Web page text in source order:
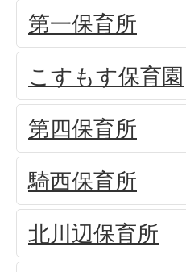
第一保育所
こすもす保育園
第四保育所
騎西保育所
北川辺保育所